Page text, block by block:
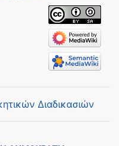
Διαδικασιών